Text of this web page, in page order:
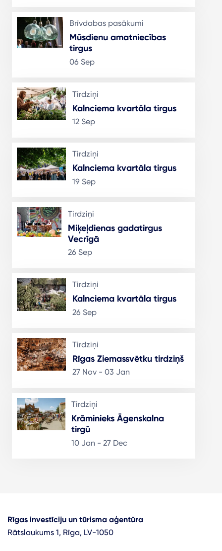
Brīvdabas pasākumi
Mūsdienu amatniecības
tirgus
06 Sep
Tirdziņi
Kalnciema kvartāla tirgus
12 Sep
Tirdziņi
Kalnciema kvartāla tirgus
19 Sep
Tirdziņi
Miķeļdienas gadatirgus
Vecrīgā
26 Sep
Tirdziņi
Kalnciema kvartāla tirgus
26 Sep
Tirdziņi
Rīgas Ziemassvētku tirdziņš
27 Nov - 03 Jan
Tirdziņi
Krāminieks Āgenskalna
tirgū
10 Jan - 27 Dec
Rīgas investīciju un tūrisma aģentūra
Rātslaukums 1, Rīga, LV-1050